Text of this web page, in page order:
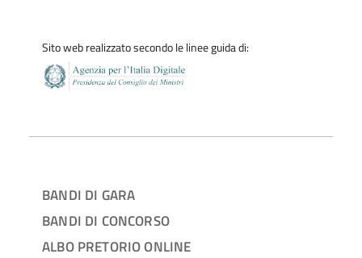
Sito web realizzato secondo le linee guida di:
BANDI DI GARA
BANDI DI CONCORSO
ALBO PRETORIO ONLINE